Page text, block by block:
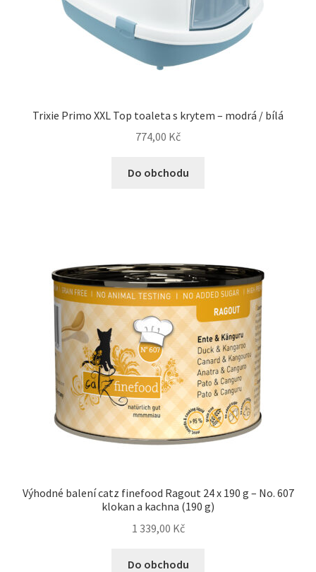
Trixie Primo XXL Top toaleta s krytem – modrá / bílá
774,00 Kč
Do obchodu
Výhodné balení catz finefood Ragout 24 x 190 g – No. 607
klokan a kachna (190 g)
1 339,00 Kč
Do obchodu